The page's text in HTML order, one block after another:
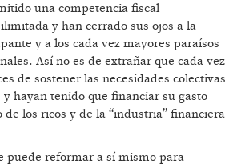
una competencia fiscal
y han cerrado sus ojos a la
y a los cada vez mayores paraísos
Así no es de extrañar que cada vez
de sostener las necesidades colectivas
y hayan tenido que financiar su gasto
los ricos y de la “industria” financiera
puede reformar a sí mismo para